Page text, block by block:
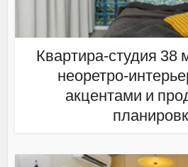
Квартира-студия 38
неоретро-
акцентами и